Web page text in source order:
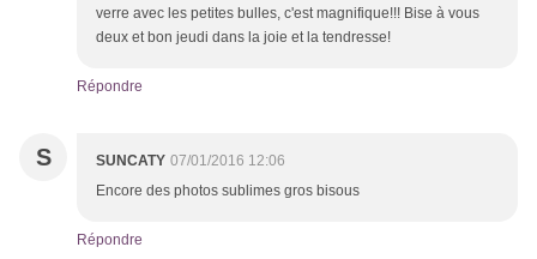
verre avec les petites bulles, c'est magnifique!!! Bise à vous
deux et bon jeudi dans la joie et la tendresse!
Répondre
S SUNCATY 07/01/2016 12:06
Encore des photos sublimes gros bisous
Répondre